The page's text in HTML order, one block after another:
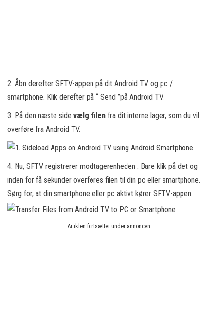
2. Åbn derefter SFTV-appen på dit Android TV og pc /
smartphone. Klik derefter på “ Send ”på Android TV.
3. På den næste side vælg filen fra dit interne lager, som du vil
overføre fra Android TV.
4. Nu, SFTV registrerer modtagerenheden . Bare klik på det og
inden for få sekunder overføres filen til din pc eller smartphone.
Sørg for, at din smartphone eller pc aktivt kører SFTV-appen.
Artiklen fortsætter under annoncen